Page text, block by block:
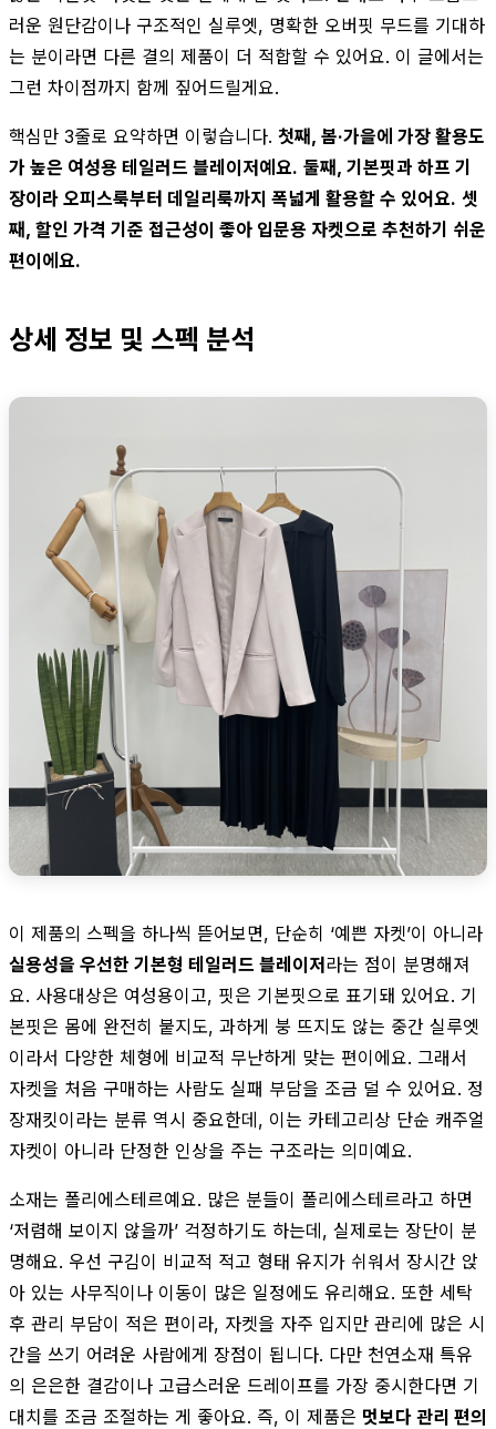
러운 원단감이나 구조적인 실루엣, 명확한 오버핏 무드를 기대하
는 분이라면 다른 결의 제품이 더 적합할 수 있어요. 이 글에서는
그런 차이점까지 함께 짚어드릴게요.
핵심만 3줄로 요약하면 이렇습니다. 첫째, 봄·가을에 가장 활용도
가 높은 여성용 테일러드 블레이저예요. 둘째, 기본핏과 하프 기
장이라 오피스룩부터 데일리룩까지 폭넓게 활용할 수 있어요. 셋
째, 할인 가격 기준 접근성이 좋아 입문용 자켓으로 추천하기 쉬운
편이에요.
상세 정보 및 스펙 분석
이 제품의 스펙을 하나씩 뜯어보면, 단순히 ‘예쁜 자켓’이 아니라
실용성을 우선한 기본형 테일러드 블레이저라는 점이 분명해져
요. 사용대상은 여성용이고, 핏은 기본핏으로 표기돼 있어요. 기
본핏은 몸에 완전히 붙지도, 과하게 붕 뜨지도 않는 중간 실루엣
이라서 다양한 체형에 비교적 무난하게 맞는 편이에요. 그래서
자켓을 처음 구매하는 사람도 실패 부담을 조금 덜 수 있어요. 정
장재킷이라는 분류 역시 중요한데, 이는 카테고리상 단순 캐주얼
자켓이 아니라 단정한 인상을 주는 구조라는 의미예요.
소재는 폴리에스테르예요. 많은 분들이 폴리에스테르라고 하면
‘저렴해 보이지 않을까’ 걱정하기도 하는데, 실제로는 장단이 분
명해요. 우선 구김이 비교적 적고 형태 유지가 쉬워서 장시간 앉
아 있는 사무직이나 이동이 많은 일정에도 유리해요. 또한 세탁
후 관리 부담이 적은 편이라, 자켓을 자주 입지만 관리에 많은 시
간을 쓰기 어려운 사람에게 장점이 됩니다. 다만 천연소재 특유
의 은은한 결감이나 고급스러운 드레이프를 가장 중시한다면 기
대치를 조금 조절하는 게 좋아요. 즉, 이 제품은 멋보다 관리 편의